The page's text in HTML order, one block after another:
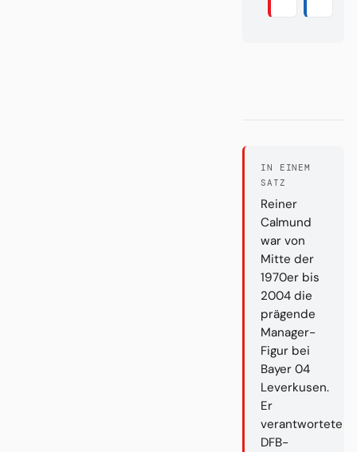
IN EINEM
SATZ
Reiner
Calmund
war von
Mitte der
1970er bis
2004 die
prägende
Manager-
Figur bei
Bayer 04
Leverkusen.
Er
verantwortete
DFB-